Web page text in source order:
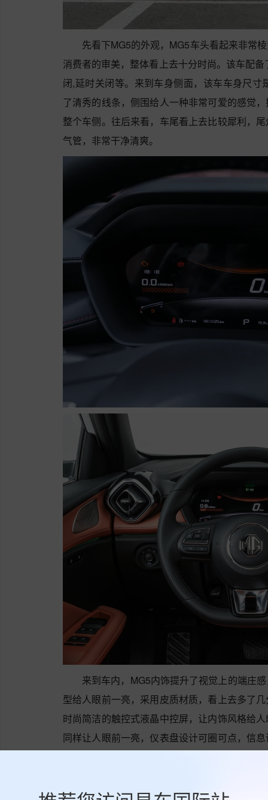
先看下MG5的外观，MG5车头看起来非常
消费者的审美，整体看上去十分时尚。该车配
闭,延时关闭等。来到车身侧面，该车车身尺寸
了清秀的线条，侧围给人一种非常可爱的感觉
整个车侧。往后来看，车尾看上去比较犀利，
气管，非常干净清爽。
来到车内，MG5内饰提升了视觉上的端庄
型给人眼前一亮，采用皮质材质，看上去多了
时尚简洁的触控式液晶中控屏，让内饰风格给
同样让人眼前一亮，仪表盘设计可圈可点，信